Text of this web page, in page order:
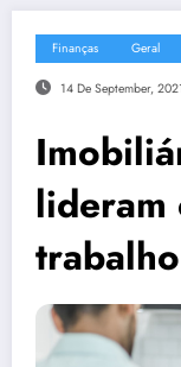
Finanças Geral
14 De September,
lideram